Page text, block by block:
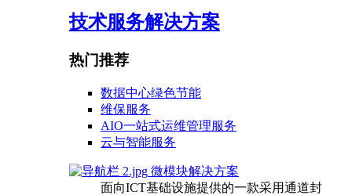
技术服务解决方案
热门推荐
数据中心绿色节能
维保服务
AIO一站式运维管理服务
云与智能服务
微模块解决方案
面向ICT基础设施提供的一款采用通道封